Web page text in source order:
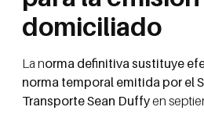
domiciliado
La norma definitiva sustituye
norma temporal emitida por el
Transporte Sean Duffyen